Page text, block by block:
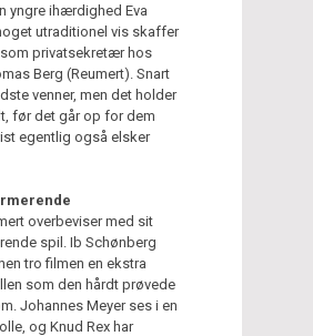
yngre ihærdighed Eva
utraditionel vis skaffer
privatsekretær hos
Berg (Reumert). Snart
venner, men det holder
før det går op for dem
egentlig også elsker
overbeviser med sit
spil. Ib Schønberg
tro filmen en ekstra
som den hårdt prøvede
Johannes Meyer ses i en
og Knud Rex har